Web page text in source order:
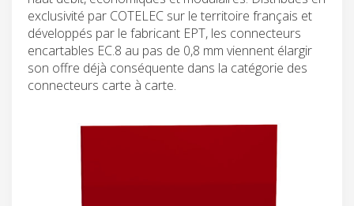
exclusivité par COTELEC sur le territoire français et
développés par le fabricant EPT, les connecteurs
encartables EC.8 au pas de 0,8 mm viennent élargir
son offre déjà conséquente dans la catégorie des
connecteurs carte à carte.